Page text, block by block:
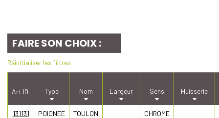
FAIRE SON CHOIX :
Réinitialiser les filtres
Art ID. Type Nom Largeur Sens Huisserie
131131
POIGNEE
TOULON
CHROME